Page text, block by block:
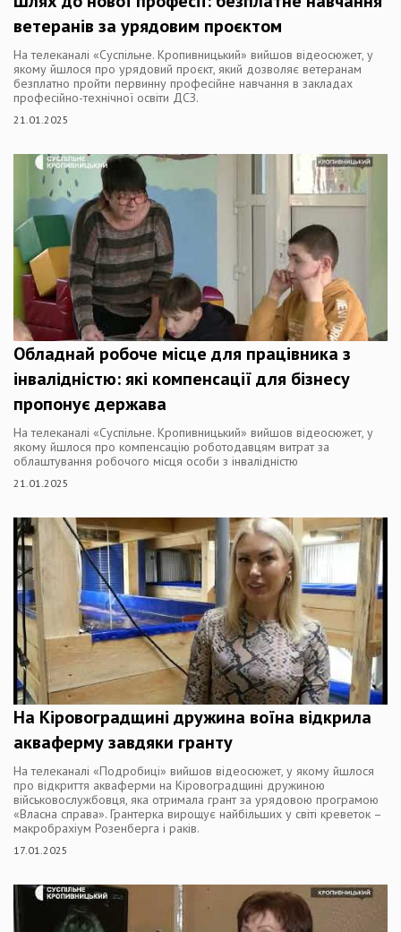
ветеранів за урядовим проєктом
На телеканалі «Суспільне. Кропивницький» вийшов відеосюжет, у
якому йшлося про урядовий проєкт, який дозволяє ветеранам
безплатно пройти первинну професійне навчання в закладах
професійно-технічної освіти ДСЗ.
21.01.2025
Обладнай робоче місце для працівника з
інвалідністю: які компенсації для бізнесу
пропонує держава
На телеканалі «Суспільне. Кропивницький» вийшов відеосюжет, у
якому йшлося про компенсацію роботодавцям витрат за
облаштування робочого місця особи з інвалідністю
21.01.2025
На Кіровоградщині дружина воїна відкрила
акваферму завдяки гранту
На телеканалі «Подробиці» вийшов відеосюжет, у якому йшлося
про відкриття акваферми на Кіровоградщині дружиною
військовослужбовця, яка отримала грант за урядовою програмою
«Власна справа». Грантерка вирощує найбільших у світі креветок –
макробрахіум Розенберга і раків.
17.01.2025